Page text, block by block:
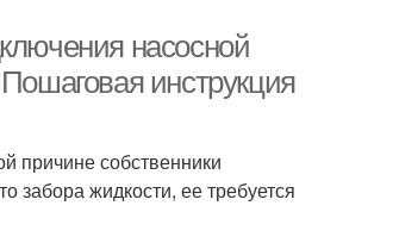
насосной
инструкция
причине собственники
забора жидкости, ее требуется